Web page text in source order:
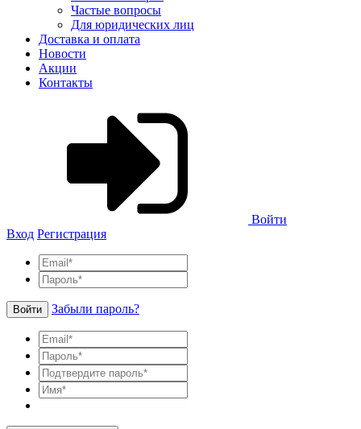
Частые вопросы
Для юридических лиц
Доставка и оплата
Новости
Акции
Контакты
Войти
Вход Регистрация
Войти Забыли пароль?